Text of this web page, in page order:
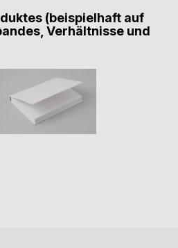
(beispielhaft auf
Verhältnisse und